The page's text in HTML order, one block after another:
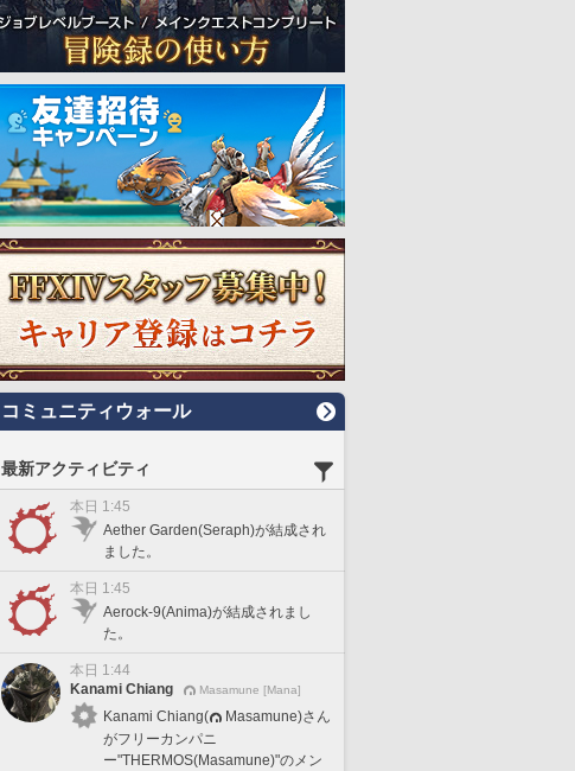
コミュニティウォール
最新アクティビティ
本日 1:45
Aether Garden(Seraph)が結成され
ました。
本日 1:45
Aerock-9(Anima)が結成されまし
た。
本日 1:44
Kanami Chiang
Masamune [Mana]
Kanami Chiang(
Masamune)さん
がフリーカンパニ
ー"THERMOS(Masamune)"のメン